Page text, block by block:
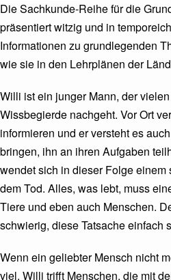
Die Sachkunde-Reihe für die
präsentiert witzig und in
Informationen zu grundlegenden
wie sie in den Lehrplänen der
Willi ist ein junger Mann, der
Wissbegierde nachgeht. Vor Ort
informieren und er versteht es
bringen, ihn an ihren Aufgaben
wendet sich in dieser Folge
dem Tod. Alles, was lebt, muss
Tiere und eben auch Menschen.
schwierig, diese Tatsache einfach
Wenn ein geliebter Mensch nicht
viel. Willi trifft Menschen, die mit